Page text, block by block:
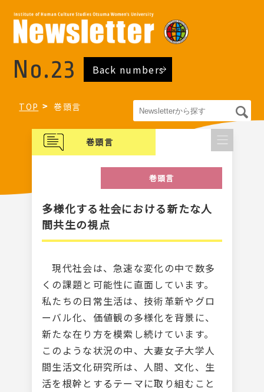
No.23 Back numbers
TOP 巻頭言
巻頭言
巻頭言
多様化する社会における新たな人
間共生の視点
現代社会は、急速な変化の中で数多
くの課題と可能性に直面しています。
私たちの日常生活は、技術革新やグロ
ーバル化、価値観の多様化を背景に、
新たな在り方を模索し続けています。
このような状況の中、大妻女子大学人
間生活文化研究所は、人間、文化、生
活を根幹とするテーマに取り組むこと